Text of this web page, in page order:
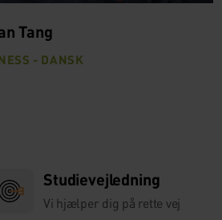
Tang
- DANSK
Studievejledning
Vi hjælper dig på rette vej